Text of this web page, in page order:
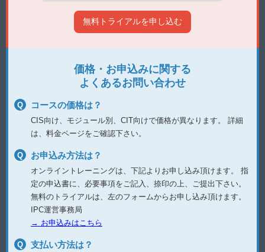
価格・お申込みに関する
よくあるお問い合わせ
コースの価格は？
CIS向け、モジュール別、CIT向けで価格が異なります。
詳細
は、料金ページをご確認下さい。
お申込み方法は？
オンライントレーニングは、下記よりお申し込み頂けます。
指
定の申込書に、必要事項をご記入、捺印の上、ご提出下さい。
無料のトライアルは、左のフォームからお申し込み頂けます。
IPC運営事務局
→ お申込みはこちら
支払い方法は？